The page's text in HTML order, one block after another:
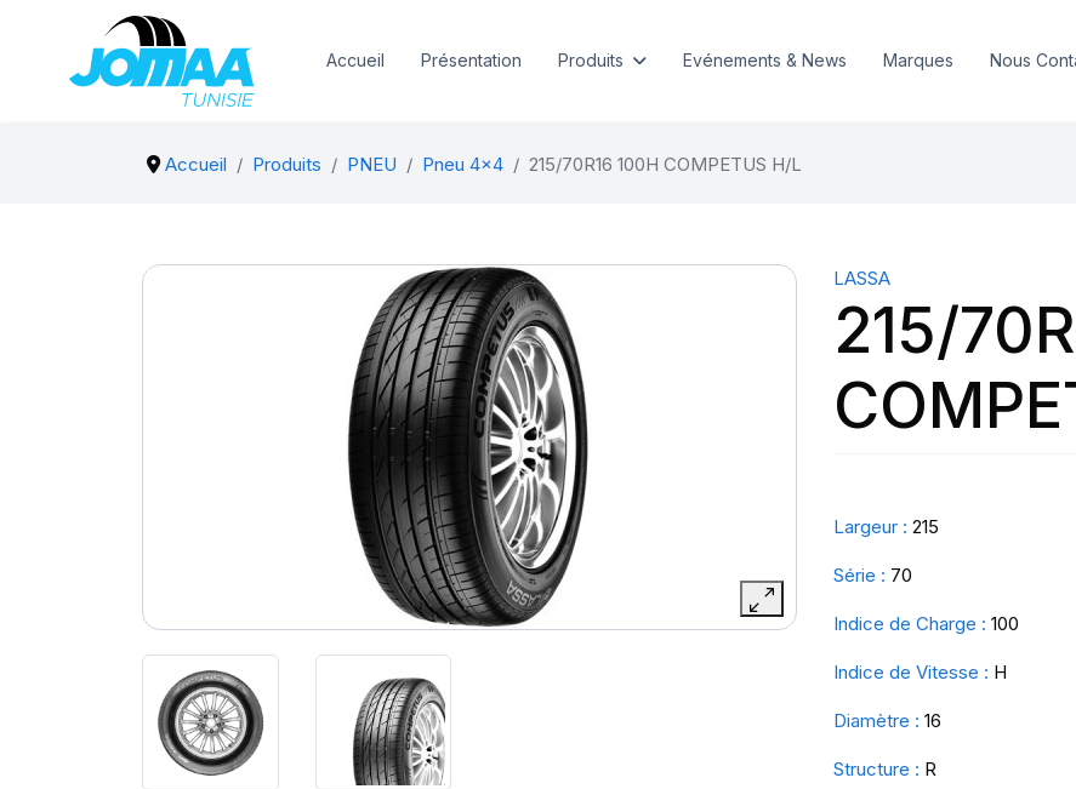
Accueil Présentation Produits Evénements & News Marques Nous
Accueil Produits PNEU Pneu 4x4 215/70R16 100H COMPETUS H/L
LASSA
215/
Largeur : 215
Série : 70
Indice de Charge : 100
Indice de Vitesse : H
Diamètre : 16
Structure : R